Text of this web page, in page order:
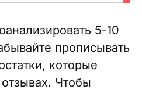
5-10
прописывать
которые
Чтобы